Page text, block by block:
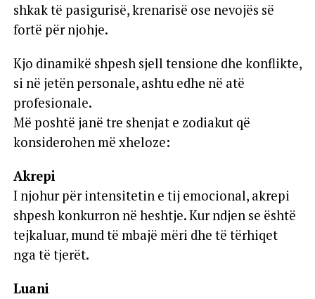
shkak të pasigurisë, krenarisë ose nevojës së
fortë për njohje.
Kjo dinamikë shpesh sjell tensione dhe konflikte,
si në jetën personale, ashtu edhe në atë
profesionale.
Më poshtë janë tre shenjat e zodiakut që
konsiderohen më xheloze:
Akrepi
I njohur për intensitetin e tij emocional, akrepi
shpesh konkurron në heshtje. Kur ndjen se është
tejkaluar, mund të mbajë mëri dhe të tërhiqet
nga të tjerët.
Luani